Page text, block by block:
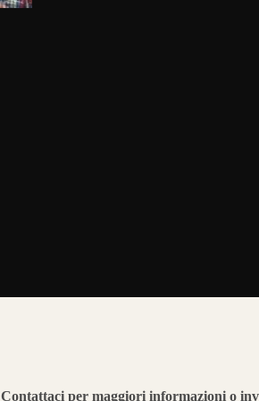
Contattaci per maggiori informazioni o